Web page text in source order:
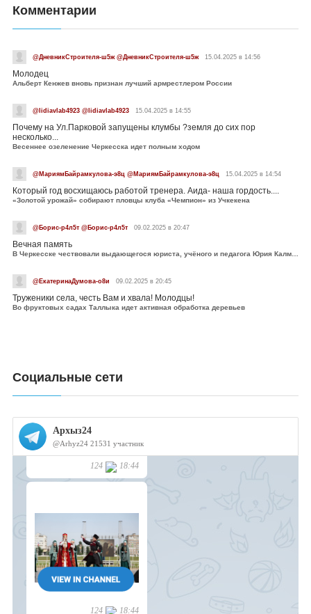
Комментарии
@ДневникСтроителя-ш5ж @ДневникСтроителя-ш5ж 15.04.2025 в 14:56
Молодец
Альберт Кенжев вновь признан лучший армрестлером России
@lidiavlab4923 @lidiavlab4923 15.04.2025 в 14:55
Почему на Ул.Парковой запущены клумбы ?земля до сих пор
несколько...
Весеннее озеленение Черкесска идет полным ходом
@МариямБайрамкулова-э8ц @МариямБайрамкулова-э8ц 15.04.2025 в 14:54
Который год восхищаюсь работой тренера. Аида- наша гордость....
«Золотой урожай» собирают пловцы клуба «Чемпион» из Учкекена
@Борис-р4л5т @Борис-р4л5т 09.02.2025 в 20:47
Вечная память
В Черкесске чествовали выдающегося юриста, учёного и педагога Юрия Калмыкова
@ЕкатеринаДумова-о8и 09.02.2025 в 20:45
Труженики села, честь Вам и хвала! Молодцы!
Во фруктовых садах Таллыка идет активная обработка деревьев
Социальные сети